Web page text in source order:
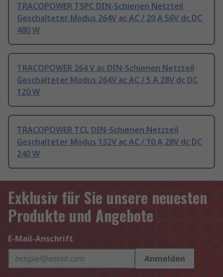
TRACOPOWER TSPC DIN-Schienen Netzteil
Geschalteter Modus 264V ac AC / 20 A 56V dc DC
480 W
TRACOPOWER 264 V ac DIN-Schienen Netzteil
Geschalteter Modus 264V ac AC / 5 A 28V dc DC
120 W
TRACOPOWER TCL DIN-Schienen Netzteil
Geschalteter Modus 132V ac AC / 10 A 28V dc DC
240 W
Exklusiv für Sie unsere neuesten
Produkte und Angebote
E-Mail-Anschrift
Anmelden